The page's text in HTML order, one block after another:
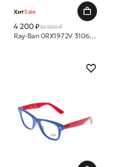
ХитSale
4 200 ₽10 500 ₽
Ray-Ban 0RX1972V 3106 54 19 оправа